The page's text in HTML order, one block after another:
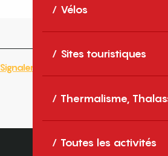
Vélos
Sites touristiques
Thermalisme,
Toutes les activités
Signaler une erreur